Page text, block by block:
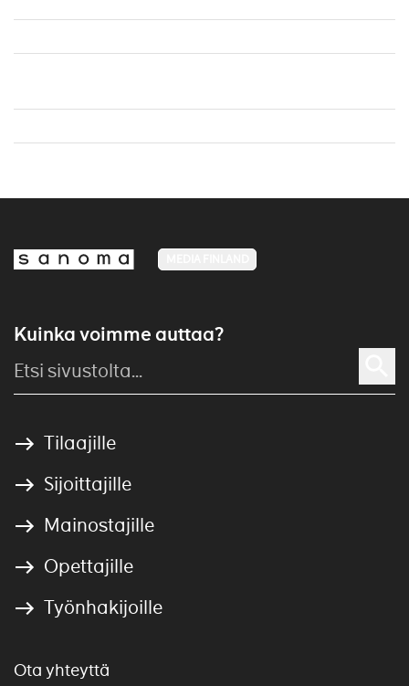
Kuinka voimme auttaa?
Tilaajille
Sijoittajille
Mainostajille
Opettajille
Työnhakijoille
Ota yhteyttä